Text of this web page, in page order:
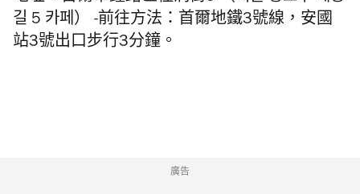
길 5 카페） -前往方法：首爾地鐵3號線，安國
站3號出口步行3分鐘。
廣告